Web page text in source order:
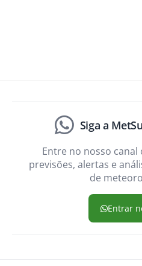
Siga a
Entre no nosso
previsões, alertas e
de
Entrar